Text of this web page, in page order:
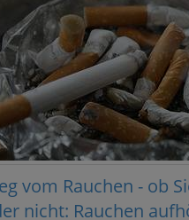
vom Rauchen - ob
nicht: Rauchen